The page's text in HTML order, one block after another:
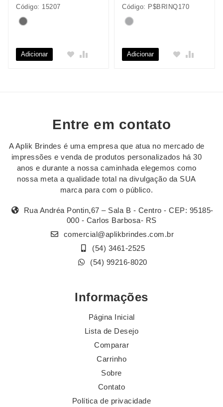
Código: 15207
Adicionar
Código: P$BRINQ170
Adicionar
Entre em contato
A Aplik Brindes é uma empresa que atua no mercado de
impressões e venda de produtos personalizados há 30
anos e durante a nossa caminhada elegemos como
nossa meta a qualidade total na divulgação da SUA
marca para com o público.
Rua Andréa Pontin,67 – Sala B - Centro - CEP: 95185-
000 - Carlos Barbosa- RS
comercial@aplikbrindes.com.br
(54) 3461-2525
(54) 99216-8020
Informações
Página Inicial
Lista de Desejo
Comparar
Carrinho
Sobre
Contato
Política de privacidade